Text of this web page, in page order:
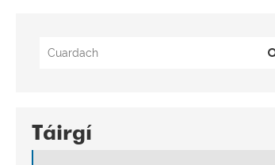
Táirgí